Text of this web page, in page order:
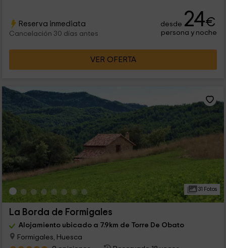
Reserva inmediata
Cancelación 30 días antes
desde 24€
persona y noche
VER OFERTA
31 Fotos
La Borda de Formigales
Alojamiento ubicado a 7.9km de Torre De Obato
Formigales, Huesca